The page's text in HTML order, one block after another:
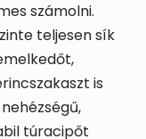
számolni.
teljesen sík
is
túracipőt